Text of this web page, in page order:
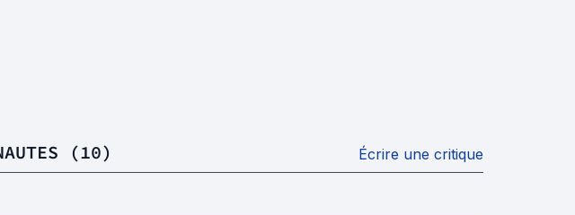
(10) Écrire une critique